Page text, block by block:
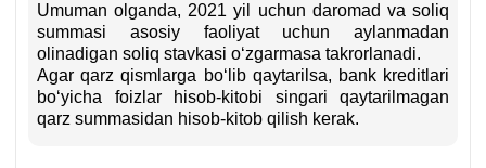
Umuman olganda, 2021 yil uchun daromad va soliq
summasi asosiy faoliyat uchun aylanmadan
olinadigan soliq stavkasi oʻzgarmasa takrorlanadi.
Agar qarz qismlarga boʻlib qaytarilsa, bank kreditlari
boʻyicha foizlar hisob-kitobi singari qaytarilmagan
qarz summasidan hisob-kitob qilish kerak.